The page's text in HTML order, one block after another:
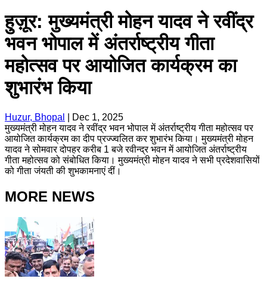
हुज़ूर: मुख्यमंत्री मोहन यादव ने रवींद्र
भवन भोपाल में अंतर्राष्ट्रीय गीता
महोत्सव पर आयोजित कार्यक्रम का
शुभारंभ किया
Huzur, Bhopal
Dec 1, 2025
मुख्यमंत्री मोहन यादव ने रवींद्र भवन भोपाल में अंतर्राष्ट्रीय गीता महोत्सव पर
आयोजित कार्यक्रम का दीप प्रज्ज्वलित कर शुभारंभ किया। मुख्यमंत्री मोहन
यादव ने सोमवार दोपहर करीब 1 बजे रवीन्द्र भवन में आयोजित अंतर्राष्ट्रीय
गीता महोत्सव को संबोधित किया। मुख्यमंत्री मोहन यादव ने सभी प्रदेशवासियों
को गीता जंयती की शुभकामनाएं दीं।
MORE NEWS